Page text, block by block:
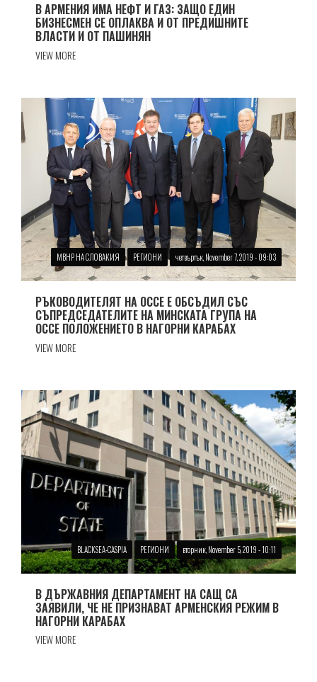
В АРМЕНИЯ ИМА НЕФТ И ГАЗ: ЗАЩО ЕДИН
БИЗНЕСМЕН СЕ ОПЛАКВА И ОТ ПРЕДИШНИТЕ
ВЛАСТИ И ОТ ПАШИНЯН
VIEW MORE
МВНР НА СЛОВАКИЯ РЕГИОНИ четвъртък, November 7, 2019 - 09:03
РЪКОВОДИТЕЛЯТ НА ОССЕ Е ОБСЪДИЛ СЪС
СЪПРЕДСЕДАТЕЛИТЕ НА МИНСКАТА ГРУПА НА
ОССЕ ПОЛОЖЕНИЕТО В НАГОРНИ КАРАБАХ
VIEW MORE
BLACKSEA-CASPIA РЕГИОНИ вторник, November 5, 2019 - 10:11
В ДЪРЖАВНИЯ ДЕПАРТАМЕНТ НА САЩ СА
ЗАЯВИЛИ, ЧЕ НЕ ПРИЗНАВАТ АРМЕНСКИЯ РЕЖИМ В
НАГОРНИ КАРАБАХ
VIEW MORE